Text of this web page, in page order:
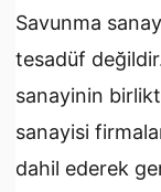
Savunma
tesadüf
sanayinin
sanayisi
dahil ederek